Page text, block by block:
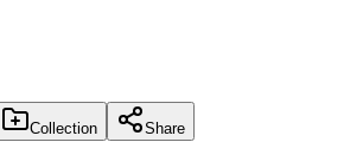
Collection Share